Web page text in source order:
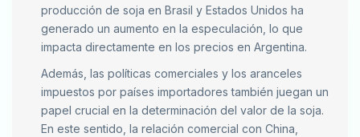
producción de soja en Brasil y Estados Unidos ha
generado un aumento en la especulación, lo que
impacta directamente en los precios en Argentina.
Además, las políticas comerciales y los aranceles
impuestos por países importadores también juegan un
papel crucial en la determinación del valor de la soja.
En este sentido, la relación comercial con China,